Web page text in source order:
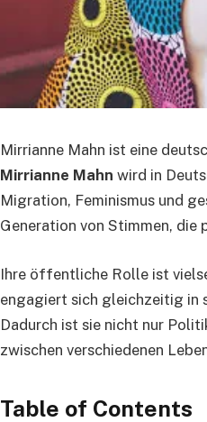
Mirrianne Mahn ist eine
Mirrianne Mahn wird in
Migration, Feminismus und
Generation von Stimmen, die
Ihre öffentliche Rolle ist
engagiert sich gleichzeitig in
Dadurch ist sie nicht nur
zwischen verschiedenen
Table of Contents